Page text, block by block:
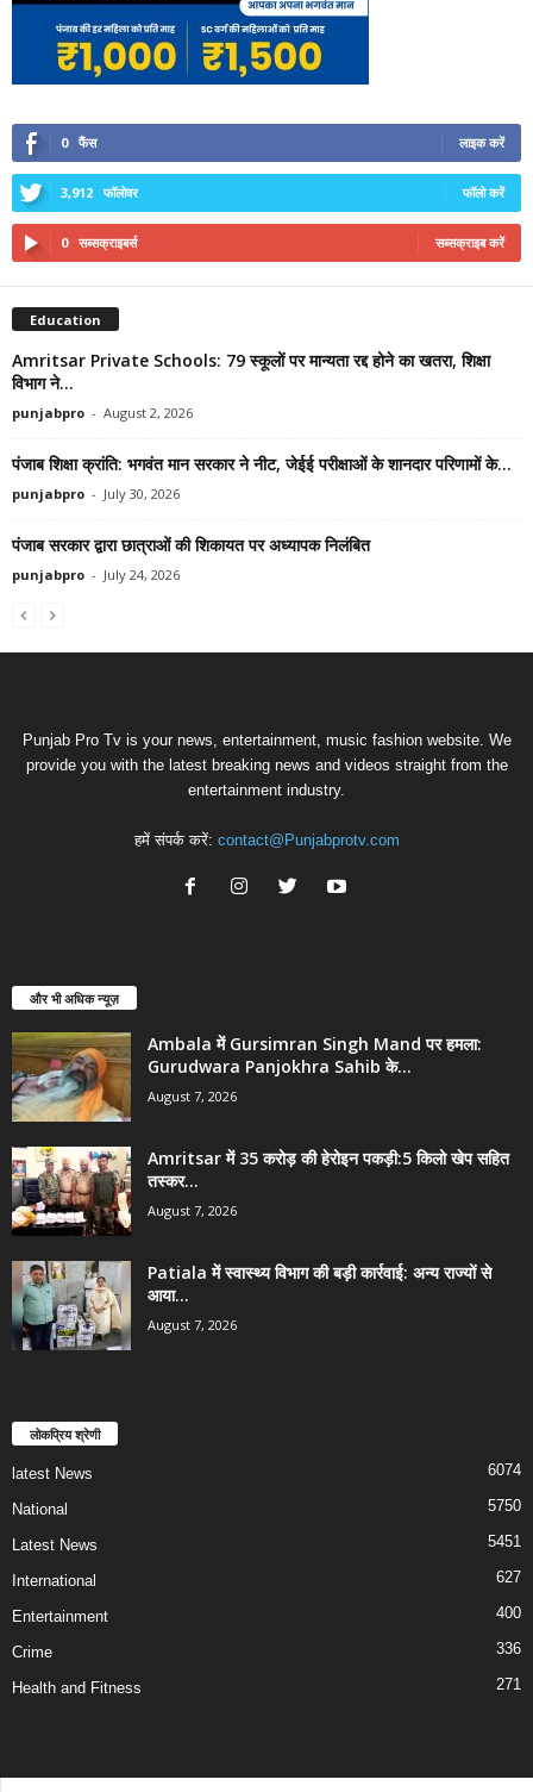
0 फैंस लाइक करें
3,912 फॉलोवर फॉलो करें
0 सब्सक्राइबर्स सब्सक्राइब करें
Education
Amritsar Private Schools: 79 स्कूलों पर मान्यता रद्द होने का खतरा, शिक्षा
विभाग ने...
punjabpro - August 2, 2026
पंजाब शिक्षा क्रांति: भगवंत मान सरकार ने नीट, जेईई परीक्षाओं के शानदार परिणामों के...
punjabpro - July 30, 2026
पंजाब सरकार द्वारा छात्राओं की शिकायत पर अध्यापक निलंबित
punjabpro - July 24, 2026
Punjab Pro Tv is your news, entertainment, music fashion website. We
provide you with the latest breaking news and videos straight from the
entertainment industry.
हमें संपर्क करें: contact@Punjabprotv.com
और भी अधिक न्यूज़
Ambala में Gursimran Singh Mand पर हमला:
Gurudwara Panjokhra Sahib के...
August 7, 2026
Amritsar में 35 करोड़ की हेरोइन पकड़ी:5 किलो खेप सहित
तस्कर...
August 7, 2026
Patiala में स्वास्थ्य विभाग की बड़ी कार्रवाई: अन्य राज्यों से
आया...
August 7, 2026
लोकप्रिय श्रेणी
latest News 6074
National 5750
Latest News 5451
International 627
Entertainment 400
Crime 336
Health and Fitness 271